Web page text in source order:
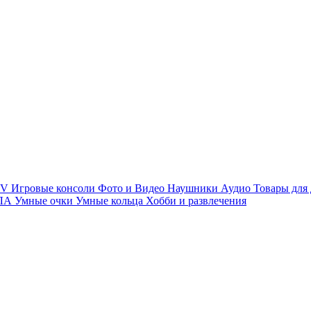
Игровые консоли Фото и Видео Наушники Аудио Товары для
Умные очки Умные кольца Хобби и развлечения